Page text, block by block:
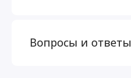
Вопросы и ответы